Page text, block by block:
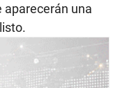
aparecerán una